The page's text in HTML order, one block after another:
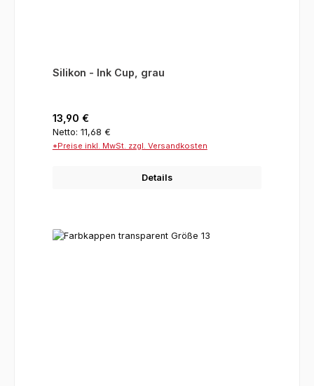
Silikon - Ink Cup, grau
Regulärer Preis:
13,90 €
Netto: 11,68 €
*Preise inkl. MwSt. zzgl. Versandkosten
Details